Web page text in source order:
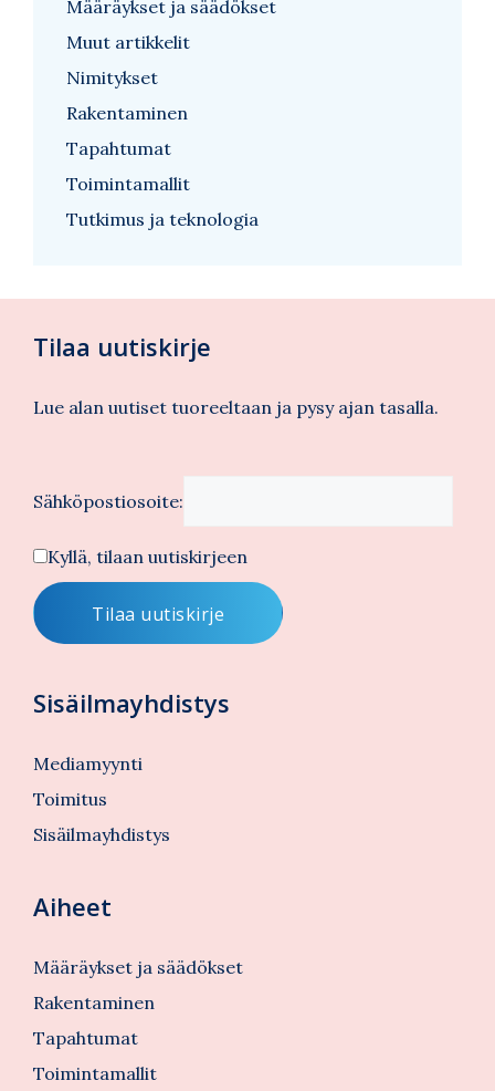
Määräykset ja säädökset
Muut artikkelit
Nimitykset
Rakentaminen
Tapahtumat
Toimintamallit
Tutkimus ja teknologia
Tilaa uutiskirje
Lue alan uutiset tuoreeltaan ja pysy ajan tasalla.
Sähköpostiosoite:
Kyllä, tilaan uutiskirjeen
Sisäilmayhdistys
Mediamyynti
Toimitus
Sisäilmayhdistys
Aiheet
Määräykset ja säädökset
Rakentaminen
Tapahtumat
Toimintamallit